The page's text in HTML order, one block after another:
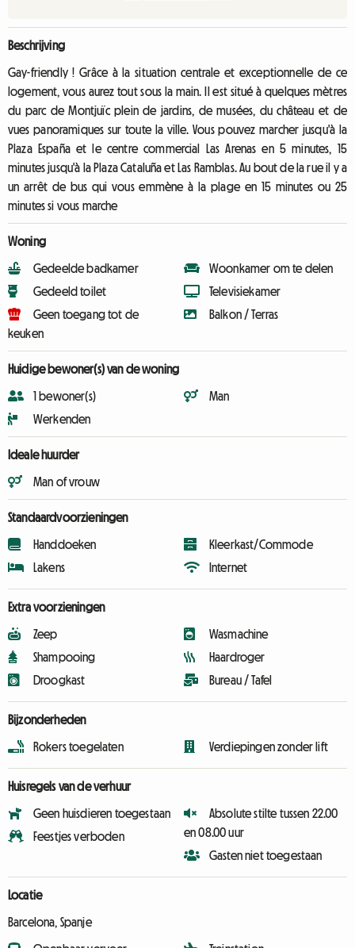
Beschrijving
Gay-friendly ! Grâce à la situation centrale et exceptionnelle de ce
logement, vous aurez tout sous la main. Il est situé à quelques mètres
du parc de Montjuïc plein de jardins, de musées, du château et de
vues panoramiques sur toute la ville. Vous pouvez marcher jusqu'à la
Plaza España et le centre commercial Las Arenas en 5 minutes, 15
minutes jusqu'à la Plaza Cataluña et Las Ramblas. Au bout de la rue il y a
un arrêt de bus qui vous emmène à la plage en 15 minutes ou 25
minutes si vous marche
Woning
Gedeelde badkamer
Gedeeld toilet
Geen toegang tot de
keuken
Woonkamer om te delen
Televisiekamer
Balkon / Terras
Huidige bewoner(s) van de woning
1 bewoner(s)
Werkenden
Man
Ideale huurder
Man of vrouw
Standaardvoorzieningen
Handdoeken
Lakens
Kleerkast/Commode
Internet
Extra voorzieningen
Zeep
Shampooing
Droogkast
Wasmachine
Haardroger
Bureau / Tafel
Bijzonderheden
Rokers toegelaten Verdiepingen zonder lift
Huisregels van de verhuur
Geen huisdieren toegestaan
Feestjes verboden
Absolute stilte tussen 22.00
en 08.00 uur
Gasten niet toegestaan
Locatie
Barcelona, Spanje